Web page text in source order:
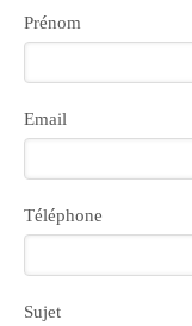
Prénom
Email
Téléphone
Sujet